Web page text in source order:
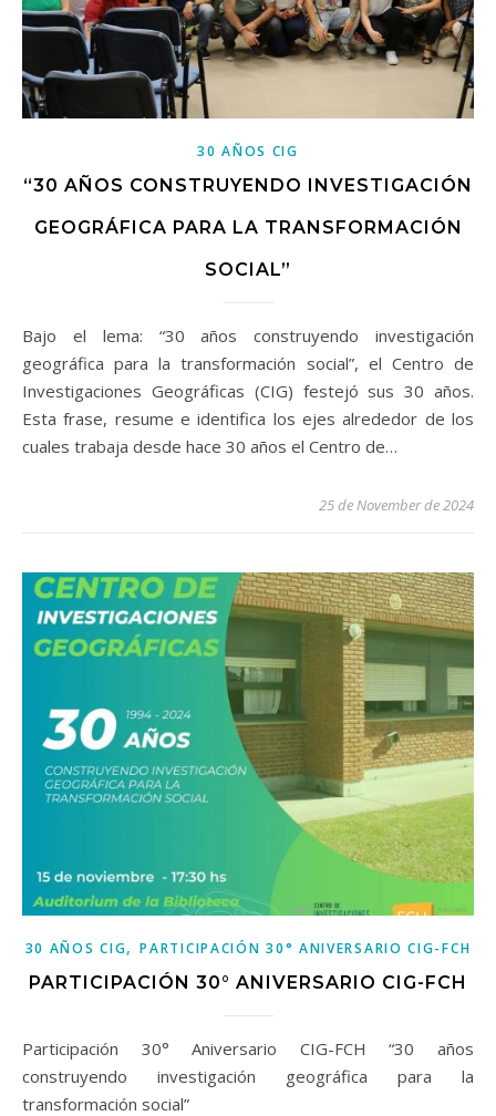
30 AÑOS CIG
“30 AÑOS CONSTRUYENDO INVESTIGACIÓN
GEOGRÁFICA PARA LA TRANSFORMACIÓN
SOCIAL”
Bajo el lema: “30 años construyendo investigación
geográfica para la transformación social”, el Centro de
Investigaciones Geográficas (CIG) festejó sus 30 años.
Esta frase, resume e identifica los ejes alrededor de los
cuales trabaja desde hace 30 años el Centro de…
25 de November de 2024
30 AÑOS CIG,PARTICIPACIÓN 30° ANIVERSARIO CIG-FCH
PARTICIPACIÓN 30° ANIVERSARIO CIG-FCH
Participación 30° Aniversario CIG-FCH “30 años
construyendo investigación geográfica para la
transformación social”